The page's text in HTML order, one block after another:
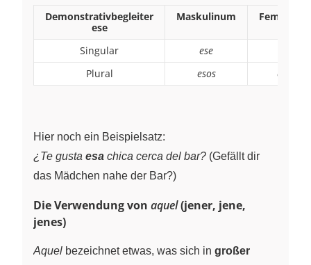
Demonstrativbegleiter
ese
Maskulinum
Singular ese
Plural
esos esas
Hier noch ein Beispielsatz:
¿Te gusta esa chica cerca del bar? (Gefällt dir
das Mädchen nahe der Bar?)
Die Verwendung von aquel(jener, jene,
jenes)
Aquel bezeichnet etwas, was sich in großer